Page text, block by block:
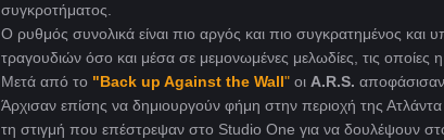
συγκροτήματος.
Ο ρυθμός συνολικά είναι πιο αργός και πιο συγκρατημένος
τραγουδιών όσο και μέσα σε μεμονωμένες μελωδίες, τις οποίες
Μετά από το "Back up Against the Wall" οι A.R.S.
Άρχισαν επίσης να δημιουργούν φήμη στην περιοχή της
τη στιγμή που επέστρεψαν στο Studio One για να δουλέψουν